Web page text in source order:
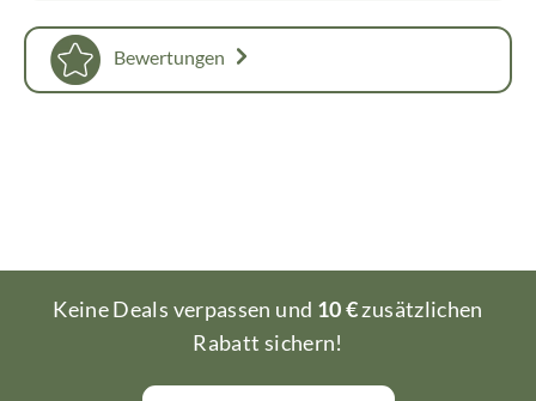
Bewertungen
Keine Deals verpassen und 10 €zusätzlichen
Rabatt sichern!